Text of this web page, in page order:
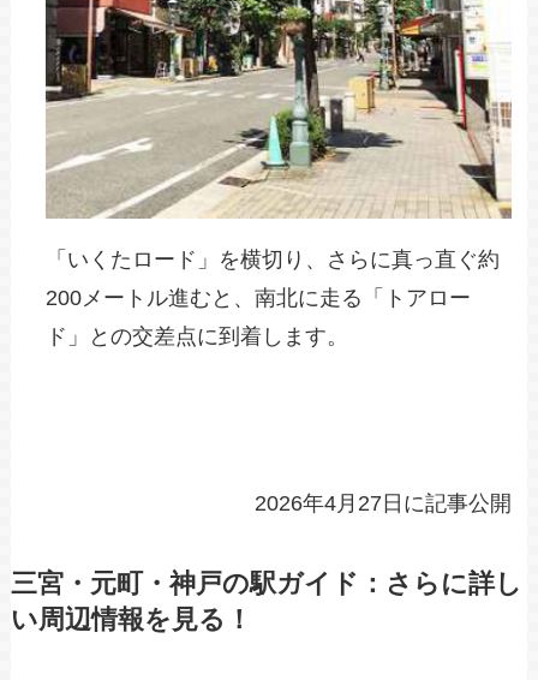
「いくたロード」を横切り、さらに真っ直ぐ約
200メートル進むと、南北に走る「トアロー
ド」との交差点に到着します。
2026年4月27日に記事公開
三宮・元町・神戸の駅ガイド：さらに詳し
い周辺情報を見る！